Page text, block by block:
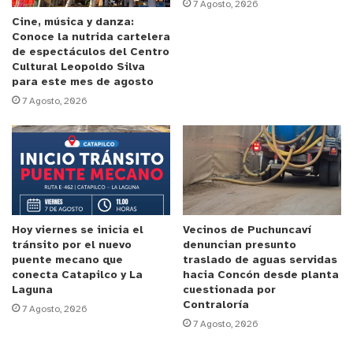
La apoderada Norma García valoró esta entrega,
señalando que es una gran ayuda para su hijo
Mario Osorio. “Es muy difícil adquirir estos
aparatos y son muy necesarios. Estoy muy
contenta y agradecida, ya que mi hijo recibió este
notebook justo el día de su cumpleaños y será un
gran aporte para sus estudios”.
En el mismo sentido, su hijo Mario Osorio, quien
sueña con ser piloto de avión, indicó que “este
aparato significa mucho orgullo y valor y además
yo no tenía computador, así que estoy muy
contento en el día de mi cumpleaños”.
Cine, música y danza:
Conoce la nutrida cartelera
de espectáculos del Centro
Cultural Leopoldo Silva
para este mes de agosto
7 Agosto, 2026
7 Agosto, 2026
Hoy viernes se inicia el
tránsito por el nuevo
puente mecano que
conecta Catapilco y La
Laguna
7 Agosto, 2026
Vecinos de Puchuncaví
denuncian presunto
traslado de aguas servidas
hacia Concón desde planta
cuestionada por
Contraloría
7 Agosto, 2026